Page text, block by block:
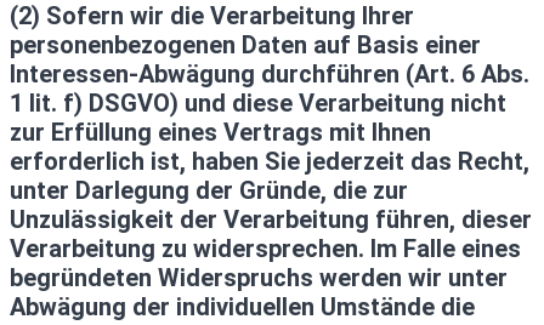
(2) Sofern wir die Verarbeitung Ihrer
personenbezogenen Daten auf Basis einer
Interessen-Abwägung durchführen (Art. 6 Abs.
1 lit. f) DSGVO) und diese Verarbeitung nicht
zur Erfüllung eines Vertrags mit Ihnen
erforderlich ist, haben Sie jederzeit das Recht,
unter Darlegung der Gründe, die zur
Unzulässigkeit der Verarbeitung führen, dieser
Verarbeitung zu widersprechen. Im Falle eines
begründeten Widerspruchs werden wir unter
Abwägung der individuellen Umstände die